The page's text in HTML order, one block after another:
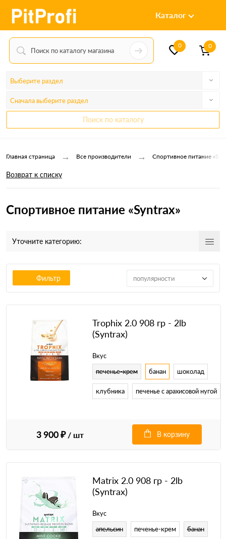
Каталог
0 0
Выберите раздел
Сначала выберите раздел
Поиск по каталогу
Главная страница → Все производители → Спортивное питание
Возврат к списку
Спортивное питание «Syntrax»
Уточните категорию:
Фильтр популярности
Trophix 2.0 908 гр - 2lb
(Syntrax)
Вкус
печенье-крем
банан шоколад
клубника печенье с арахисовой нугой
3 900 ₽ / шт В корзину
Matrix 2.0 908 гр - 2lb
(Syntrax)
Вкус
апельсин
печенье-крем банан